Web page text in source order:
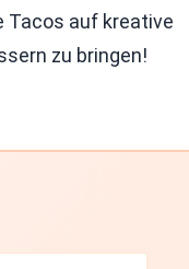
Tacos auf kreative
zu bringen!